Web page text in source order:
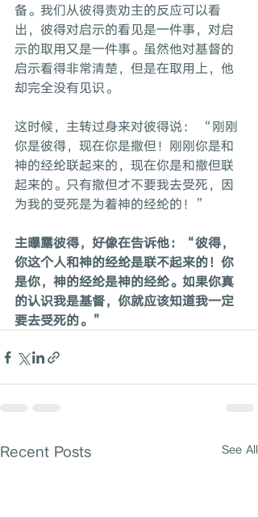
备。我们从彼得责劝主的反应可以看
出，彼得对启示的看见是一件事，对启
示的取用又是一件事。虽然他对基督的
启示看得非常清楚，但是在取用上，他
却完全没有见识。
这时候，主转过身来对彼得说： “刚刚
你是彼得，现在你是撒但！刚刚你是和
神的经纶联起来的，现在你是和撒但联
起来的。只有撒但才不要我去受死，因
为我的受死是为着神的经纶的！”
主曝露彼得，好像在告诉他：“彼得，
你这个人和神的经纶是联不起来的！你
是你，神的经纶是神的经纶。如果你真
的认识我是基督，你就应该知道我一定
要去受死的。”
Recent Posts See All